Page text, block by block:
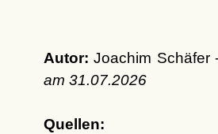
Autor: Joachim Schäfer
am 31.07.2026
Quellen: